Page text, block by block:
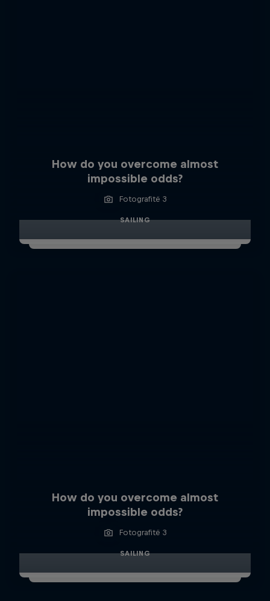
How do you overcome almost
impossible odds?
Fotografitë 3
SAILING
How do you overcome almost
impossible odds?
Fotografitë 3
SAILING